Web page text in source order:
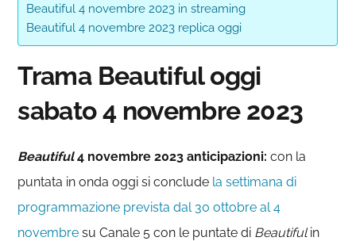
Beautiful 4 novembre 2023 in streaming
Beautiful 4 novembre 2023 replica oggi
Trama Beautiful oggi
sabato 4 novembre 2023
Beautiful4 novembre 2023 anticipazioni: con la
puntata in onda oggi si conclude la settimana di
programmazione prevista dal 30 ottobre al 4
novembre su Canale 5 con le puntate di Beautifulin